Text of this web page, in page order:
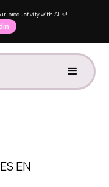
productivity with AI ✨!
EN